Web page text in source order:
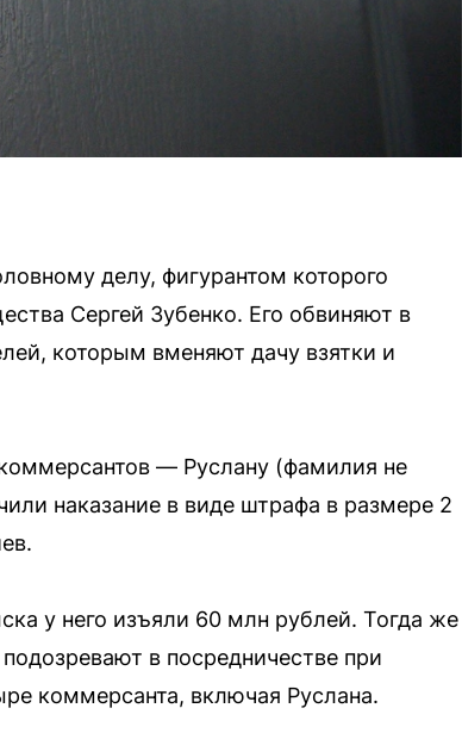
делу, фигурантом которого
Сергей Зубенко. Его обвиняют в
которым вменяют дачу взятки и
— Руслану (фамилия не
наказание в виде штрафа в размере 2
у него изъяли 60 млн рублей. Тогда же
в посредничестве при
коммерсанта, включая Руслана.